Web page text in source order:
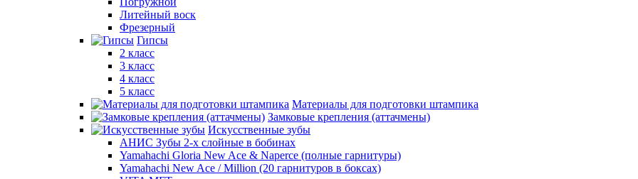
Литейный воск
Фрезерный
Гипсы
2 класс
3 класс
4 класс
5 класс
Материалы для подготовки штампика
Замковые крепления (аттачмены)
Искусственные зубы
АНИС Зубы 2-х слойные в бобинах
Yamahachi Gloria New Ace & Naperce (полные гарнитуры)
Yamahachi New Ace / Million (20 гарнитуров в боксах)